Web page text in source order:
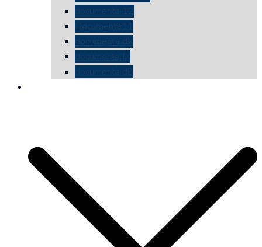
documenta 12
Documenta11
documenta dX
documenta IX
documenta d8